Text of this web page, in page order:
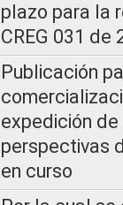
plazo para la
CREG 031 de
Publicación
expedición de
perspectivas
en curso